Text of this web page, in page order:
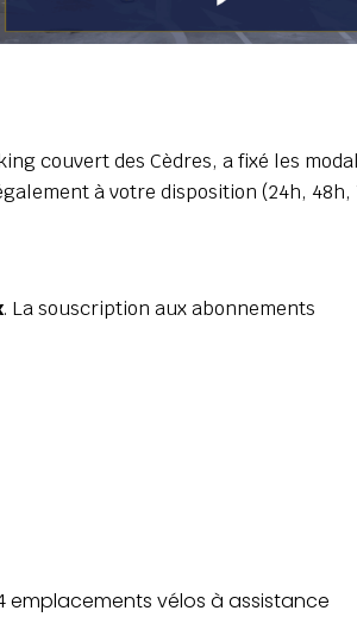
couvert des Cèdres, a fixé les
à votre disposition (24h, 48h,
. La souscription aux abonnements
vélos à assistance